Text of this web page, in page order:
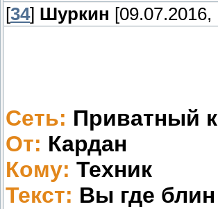
[34] Шуркин [09.07.2016,
Сеть: Приватный
От: Кардан
Кому: Техник
Текст: Вы где